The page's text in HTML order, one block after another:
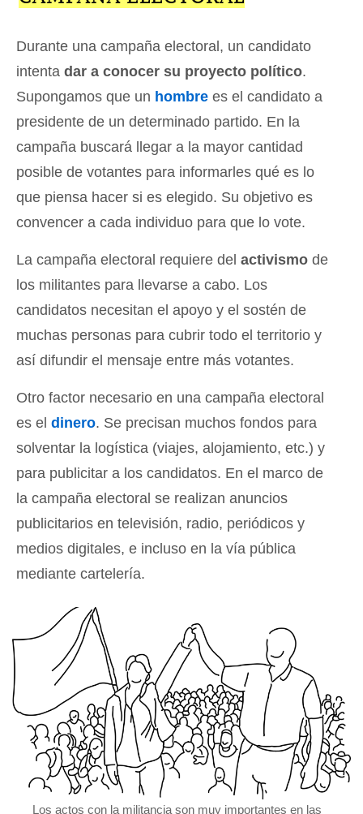
Durante una campaña electoral, un candidato
intenta dar a conocer su proyecto político.
Supongamos que un hombre es el candidato a
presidente de un determinado partido. En la
campaña buscará llegar a la mayor cantidad
posible de votantes para informarles qué es lo
que piensa hacer si es elegido. Su objetivo es
convencer a cada individuo para que lo vote.
La campaña electoral requiere del activismo de
los militantes para llevarse a cabo. Los
candidatos necesitan el apoyo y el sostén de
muchas personas para cubrir todo el territorio y
así difundir el mensaje entre más votantes.
Otro factor necesario en una campaña electoral
es el dinero. Se precisan muchos fondos para
solventar la logística (viajes, alojamiento, etc.) y
para publicitar a los candidatos. En el marco de
la campaña electoral se realizan anuncios
publicitarios en televisión, radio, periódicos y
medios digitales, e incluso en la vía pública
mediante cartelería.
Los actos con la militancia son muy importantes en las